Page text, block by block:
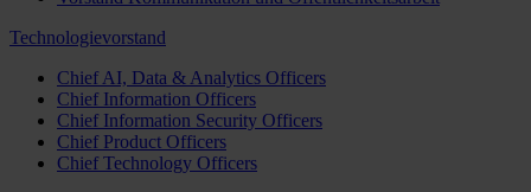
Technologievorstand
Chief AI, Data & Analytics Officers
Chief Information Officers
Chief Information Security Officers
Chief Product Officers
Chief Technology Officers